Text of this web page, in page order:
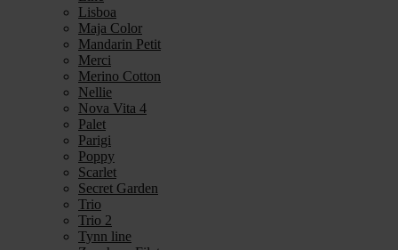
Lisboa
Maja Color
Mandarin Petit
Merci
Merino Cotton
Nellie
Nova Vita 4
Palet
Parigi
Poppy
Scarlet
Secret Garden
Trio
Trio 2
Tynn line